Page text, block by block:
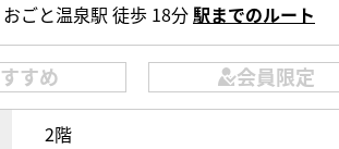
ごと温泉駅 徒歩 18分駅までのルート
すめ 会員限定
2階